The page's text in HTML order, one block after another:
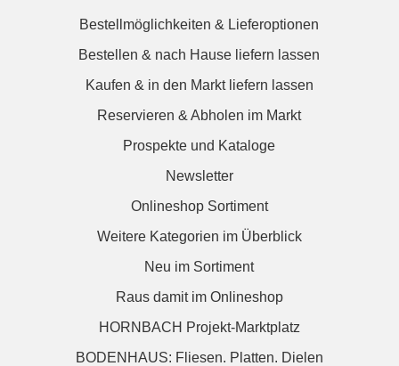
Bestellmöglichkeiten & Lieferoptionen
Bestellen & nach Hause liefern lassen
Kaufen & in den Markt liefern lassen
Reservieren & Abholen im Markt
Prospekte und Kataloge
Newsletter
Onlineshop Sortiment
Weitere Kategorien im Überblick
Neu im Sortiment
Raus damit im Onlineshop
HORNBACH Projekt-Marktplatz
BODENHAUS: Fliesen. Platten. Dielen